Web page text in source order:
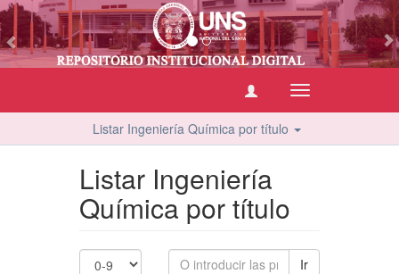
Cambiar
navegación
Listar Ingeniería Química por título
Listar Ingeniería
Química por título
Ir